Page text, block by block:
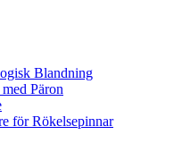
Blandning
Päron
för Rökelsepinnar